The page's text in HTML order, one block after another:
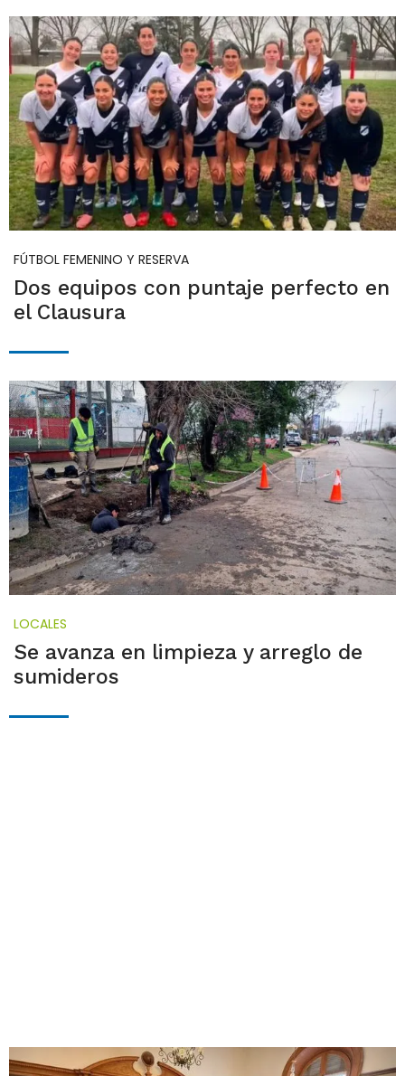
FÚTBOL FEMENINO Y RESERVA
Dos equipos con puntaje perfecto en
el Clausura
LOCALES
Se avanza en limpieza y arreglo de
sumideros